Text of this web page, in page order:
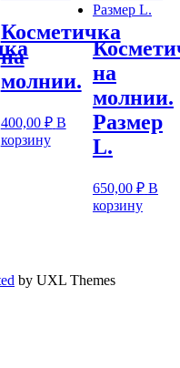
Косметичка
на
молнии.
400,00 ₽ В
корзину
на
молнии.
Размер
L.
650,00 ₽ В
корзину
by UXL Themes